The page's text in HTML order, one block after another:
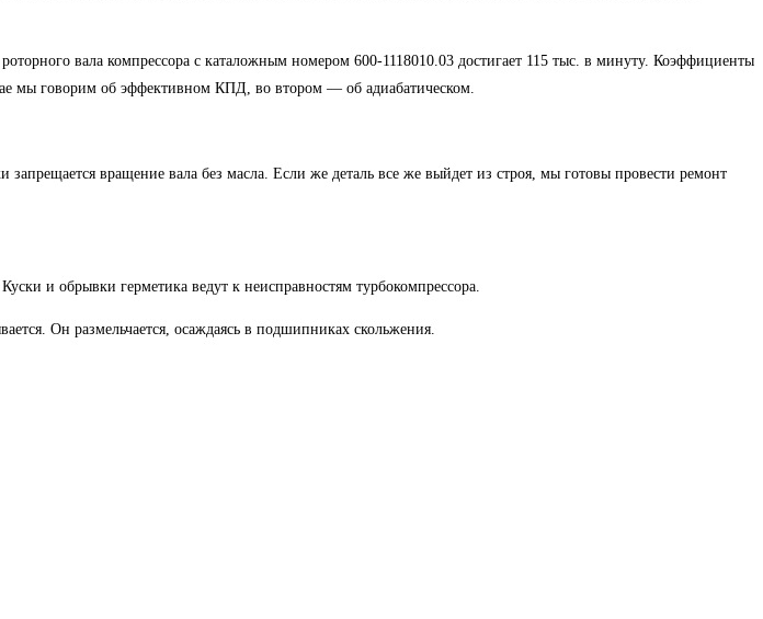
вала компрессора с каталожным номером 600-1118010.03 достигает 115 тыс. в минуту. Коэффициенты
мы говорим об эффективном КПД, во втором — об адиабатическом.
вращение вала без масла. Если же деталь все же выйдет из строя, мы готовы провести ремонт
и обрывки герметика ведут к неисправностям турбокомпрессора.
Он размельчается, осаждаясь в подшипниках скольжения.